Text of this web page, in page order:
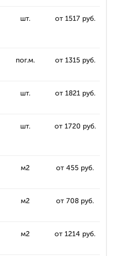
шт. от 1517 руб.
пог.м. от 1315 руб.
шт. от 1821 руб.
шт. от 1720 руб.
м2 от 455 руб.
м2 от 708 руб.
м2 от 1214 руб.